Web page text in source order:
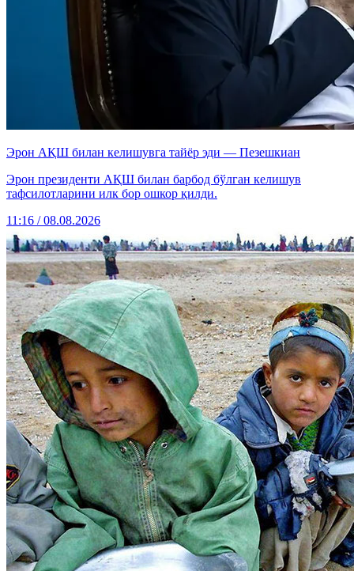
Эрон АҚШ билан келишувга тайёр эди — Пезешкиан
Эрон президенти АҚШ билан барбод бўлган келишув
тафсилотларини илк бор ошкор қилди.
11:16 / 08.08.2026